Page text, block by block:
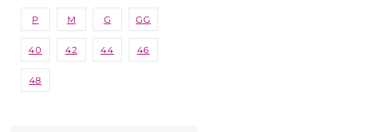
P M G GG
40 42 44 46
48